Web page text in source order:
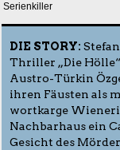
Serienkiller
DIE STORY:
Thriller „Die
Austro-Türkin
ihren Fäusten als
wortkarge
Nachbarhaus ein
Gesicht des